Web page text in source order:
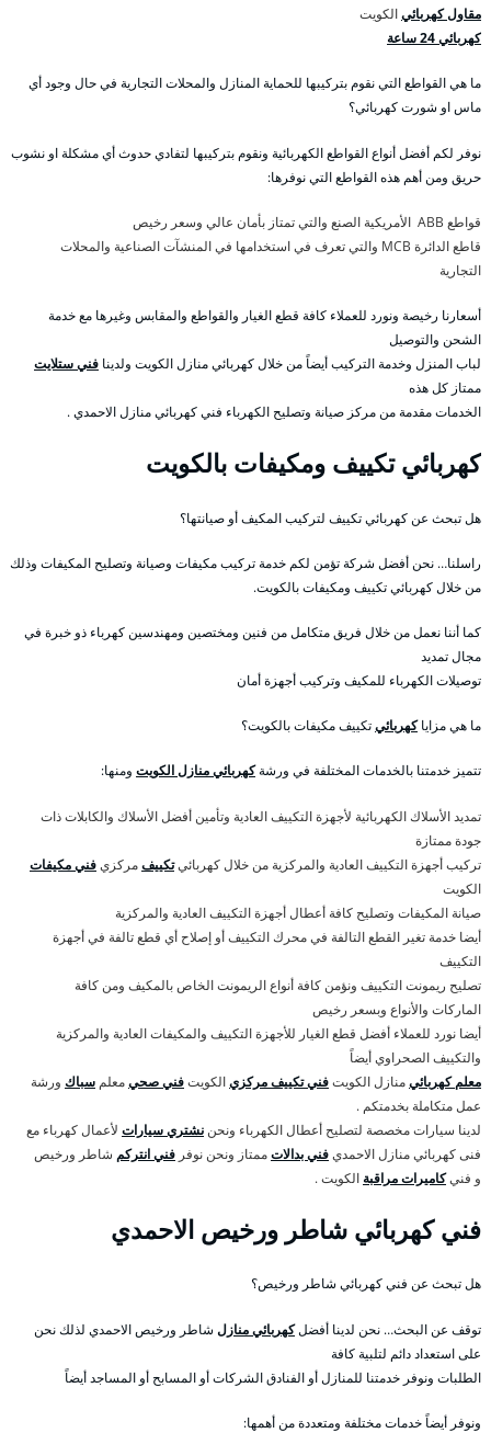
مقاول كهربائيالكويت
كهربائي 24 ساعة
ما هي القواطع التي نقوم بتركيبها للحماية المنازل والمحلات التجارية في حال وجود أي
ماس او شورت كهربائي؟
نوفر لكم أفضل أنواع القواطع الكهربائية ونقوم بتركيبها لتفادي حدوث أي مشكلة او نشوب
حريق ومن أهم هذه القواطع التي نوفرها:
قواطع ABB الأمريكية الصنع والتي تمتاز بأمان عالي وسعر رخيص
قاطع الدائرة MCB والتي تعرف في استخدامها في المنشآت الصناعية والمحلات
التجارية
أسعارنا رخيصة ونورد للعملاء كافة قطع الغيار والقواطع والمقابس وغيرها مع خدمة
الشحن والتوصيل
لباب المنزل وخدمة التركيب أيضاً من خلال كهربائي منازل الكويت ولدينا فني ستلايت
ممتاز كل هذه
الخدمات مقدمة من مركز صيانة وتصليح الكهرباء فني كهربائي منازل الاحمدي .
كهربائي تكييف ومكيفات بالكويت
هل تبحث عن كهربائي تكييف لتركيب المكيف أو صيانتها؟
راسلنا… نحن أفضل شركة تؤمن لكم خدمة تركيب مكيفات وصيانة وتصليح المكيفات وذلك
من خلال كهربائي تكييف ومكيفات بالكويت.
كما أننا نعمل من خلال فريق متكامل من فنين ومختصين ومهندسين كهرباء ذو خبرة في
مجال تمديد
توصيلات الكهرباء للمكيف وتركيب أجهزة أمان
ما هي مزاياكهربائيتكييف مكيفات بالكويت؟
تتميز خدمتنا بالخدمات المختلفة في ورشةكهربائي منازل الكويت ومنها:
تمديد الأسلاك الكهربائية لأجهزة التكييف العادية وتأمين أفضل الأسلاك والكابلات ذات
جودة ممتازة
تركيب أجهزة التكييف العادية والمركزية من خلال كهربائيتكييفمركزيفني مكيفات
الكويت
صيانة المكيفات وتصليح كافة أعطال أجهزة التكييف العادية والمركزية
أيضا خدمة تغير القطع التالفة في محرك التكييف أو إصلاح أي قطع تالفة في أجهزة
التكييف
تصليح ريمونت التكييف ونؤمن كافة أنواع الريمونت الخاص بالمكيف ومن كافة
الماركات والأنواع وبسعر رخيص
أيضا نورد للعملاء أفضل قطع الغيار للأجهزة التكييف والمكيفات العادية والمركزية
والتكييف الصحراوي أيضاً
معلم كهربائيمنازل الكويتفني تكييف مركزيالكويتفني صحيمعلم سباك ورشة
عمل متكاملة بخدمتكم .
لدينا سيارات مخصصة لتصليح أعطال الكهرباء ونحن نشتري سيارات لأعمال كهرباء مع
فنى كهربائي منازل الاحمديفني بدالاتممتاز ونحن نوفر فني انتركم شاطر ورخيص
و فنيكاميرات مراقبة الكويت .
فني كهربائي شاطر ورخيص الاحمدي
هل تبحث عن فني كهربائي شاطر ورخيص؟
توقف عن البحث… نحن لدينا أفضلكهربائي منازل شاطر ورخيص الاحمدي لذلك نحن
على استعداد دائم لتلبية كافة
الطلبات ونوفر خدمتنا للمنازل أو الفنادق الشركات أو المسابح أو المساجد أيضاً
ونوفر أيضاً خدمات مختلفة ومتعددة من أهمها: